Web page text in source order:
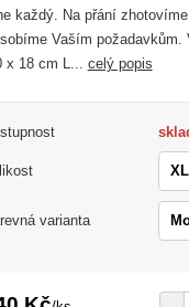
každý. Na přání
Vaším
x 18 cm L... celý popis
varianta